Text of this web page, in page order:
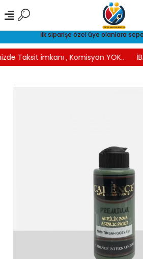
İlk siparişe özel üye olanlara
Taksit imkanı , Komisyon YOK..